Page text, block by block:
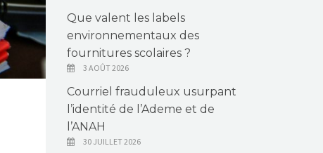
Que valent les labels
environnementaux des
fournitures scolaires ?
3 AOÛT 2026
Courriel frauduleux usurpant
l’identité de l’Ademe et de
l’ANAH
30 JUILLET 2026